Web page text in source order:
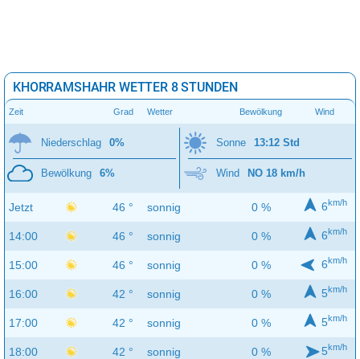
KHORRAMSHAHR WETTER 8 STUNDEN
Zeit Grad Wetter Bewölkung Wind
Niederschlag 0%
Bewölkung 6%
Sonne 13:12 Std
Wind NO 18 km/h
Jetzt 46 ° sonnig 0 % 6km/h
14:00 46 ° sonnig 0 % 6km/h
15:00 46 ° sonnig 0 % 6km/h
16:00 42 ° sonnig 0 % 5km/h
17:00 42 ° sonnig 0 % 5km/h
18:00 42 ° sonnig 0 % 5km/h